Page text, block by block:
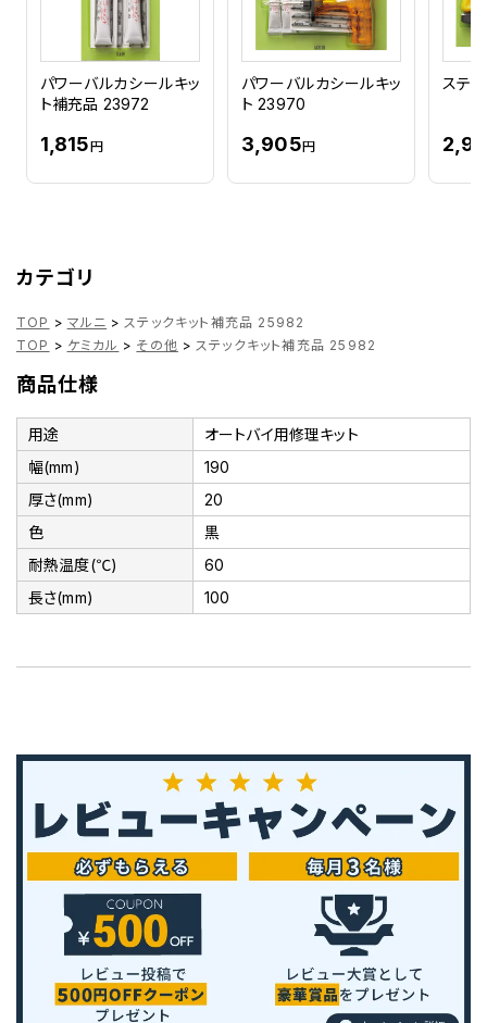
パワーバルカシールキッ
ト補充品 23972
1,815円
パワーバルカシールキッ
ト 23970
3,905円
ステ
カテゴリ
TOP > マルニ > ステックキット補充品 25982
TOP > ケミカル > その他 > ステックキット補充品 25982
商品仕様
用途
オートバイ用修理キット
幅(mm)
190
厚さ(mm)
20
色
黒
耐熱温度(℃)
60
長さ(mm)
100